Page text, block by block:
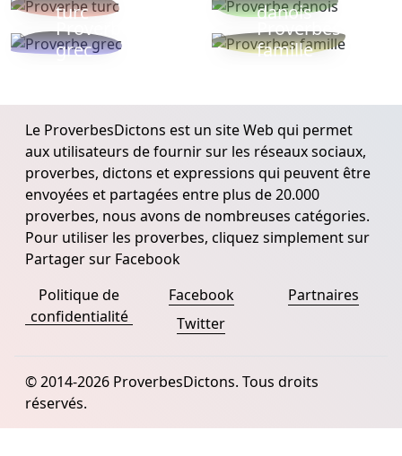
turc
danois
Proverbe
grec
Proverbes
famille
Le ProverbesDictons est un site Web qui permet
aux utilisateurs de fournir sur les réseaux sociaux,
proverbes, dictons et expressions qui peuvent être
envoyées et partagées entre plus de 20.000
proverbes, nous avons de nombreuses catégories.
Pour utiliser les proverbes, cliquez simplement sur
Partager sur Facebook
Politique de
confidentialité
Facebook
Twitter
Partnaires
© 2014-2026 ProverbesDictons. Tous droits
réservés.